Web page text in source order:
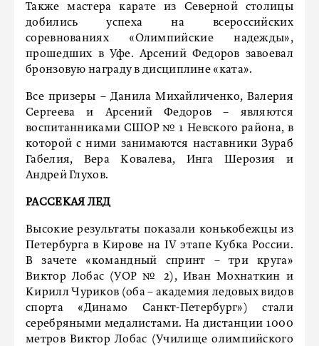
Также мастера карате из Северной столицы
добились успеха на всероссийских
соревнованиях «Олимпийские надежды»,
прошедших в Уфе. Арсений Федоров завоевал
бронзовую награду в дисциплине «ката».
Все призеры – Данила Михайличенко, Валерия
Сергеева и Арсений Федоров – являются
воспитанниками СШОР № 1 Невского района, в
которой с ними занимаются наставники Зураб
Габелия, Вера Ковалева, Инга Шерозия и
Андрей Глухов.
РАССЕКАЯ ЛЕД
Высокие результаты показали конькобежцы из
Петербурга в Кирове на IV этапе Кубка России.
В зачете «командный спринт – три круга»
Виктор Лобас (УОР № 2), Иван Мохнаткин и
Кирилл Чуриков (оба – академия ледовых видов
спорта «Динамо Санкт-Петербург») стали
серебряными медалистами. На дистанции 1000
метров Виктор Лобас (Училище олимпийского